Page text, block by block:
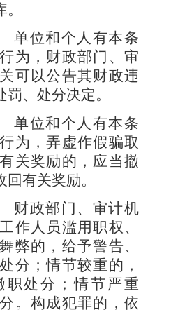
单位和个人有本条
为，财政部门、审
可以公告其财政违
、处分决定。
单位和个人有本条
为，弄虚作假骗取
关奖励的，应当撤
有关奖励。
财政部门、审计机
作人员滥用职权、
弊的，给予警告、
分；情节较重的，
职处分；情节严重
。构成犯罪的，依